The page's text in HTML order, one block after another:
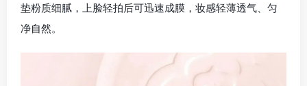
垫粉质细腻，上脸轻拍后可迅速成膜，妆感轻薄透气、匀
净自然。